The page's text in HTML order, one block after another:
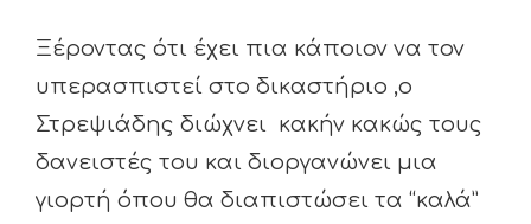
Ξέροντας ότι έχει πια κάποιον να τον
υπερασπιστεί στο δικαστήριο ,ο
Στρεψιάδης διώχνει κακήν κακώς τους
δανειστές του και διοργανώνει μια
γιορτή όπου θα διαπιστώσει τα “καλά”